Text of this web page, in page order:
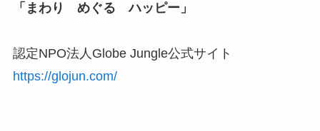
「まわり めぐる ハッピー」
認定NPO法人Globe Jungle公式サイト
https://glojun.com/